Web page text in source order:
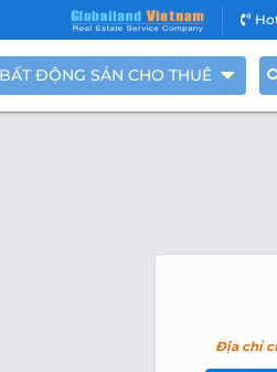
BẤT ĐỘNG SẢN CHO THUÊ
Địa chỉ